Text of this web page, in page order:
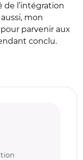
de l’intégration
mon
parvenir aux
conclu.